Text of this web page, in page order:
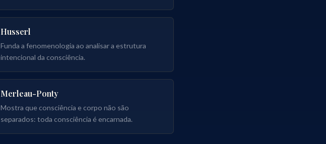
Husserl
Funda a fenomenologia ao analisar a estrutura
intencional da consciência.
Merleau-Ponty
Mostra que consciência e corpo não são
separados: toda consciência é encarnada.